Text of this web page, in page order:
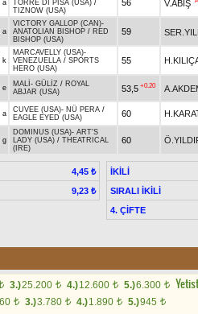
a TORRE DI PISA (USA) /
TIZNOW (USA)
56 V.ABİŞ
a
VICTORY GALLOP (CAN)-
ANATOLIAN BISHOP / RED
BISHOP (USA)
59
k
MARCAVELLY (USA)-
VENEZUELLA / SPORTS
HERO (USA)
55
e MALİ - GÜLİZ / ROYAL
ABJAR (USA)
53,5 +0.20
a CUVEE (USA)- NÜ PERA /
EAGLE EYED (USA)
60
g
DOMINUS (USA)- ART'S
LADY (USA) / THEATRICAL
(IRE)
60
4,45 ₺
9,23 ₺
İKİLİ
SIRALI İKİLİ
4. ÇİFTE
3.)25.200 t 4.)12.600 t 5.)6.300 t
t 3.)3.780 t 4.)1.890 t 5.)945 t